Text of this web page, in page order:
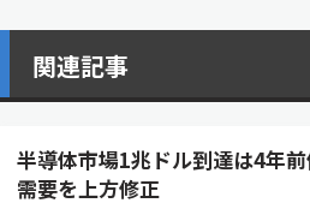
関連記事
半導体市場1兆ドル到達は4年
需要を上方修正